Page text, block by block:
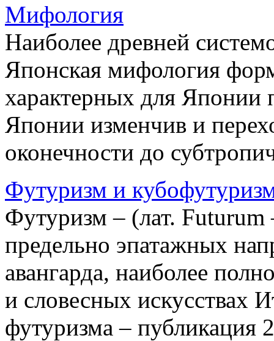
Мифология
Наиболее древней
Японская мифология
характерных для
Японии изменчив и
оконечности до
Футуризм и
Футуризм – (лат.
предельно эпатажных
авангарда, наиболее
и словесных искусствах
футуризма – публикация